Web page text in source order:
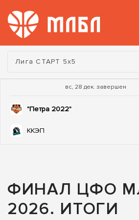
Турнир:
Лига СТАРТ 5х5
вс, 28 дек. завершен
"Петра 2022"
ККЭП
ФИНАЛ ЦФО
2026. ИТОГИ